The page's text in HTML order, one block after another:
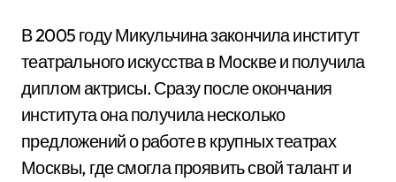
В 2005 году Микульчина закончила институт
театрального искусства в Москве и получила
диплом актрисы. Сразу после окончания
института она получила несколько
предложений о работе в крупных театрах
Москвы, где смогла проявить свой талант и